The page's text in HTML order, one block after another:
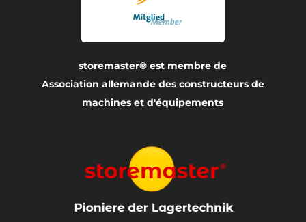
storemaster® est membre de
Association allemande des constructeurs de
machines et d'équipements